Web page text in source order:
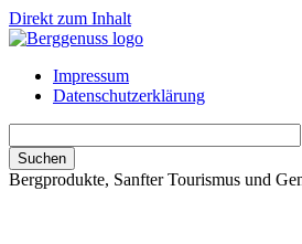
Direkt zum Inhalt
Impressum
Datenschutzerklärung
Bergprodukte, Sanfter Tourismus und